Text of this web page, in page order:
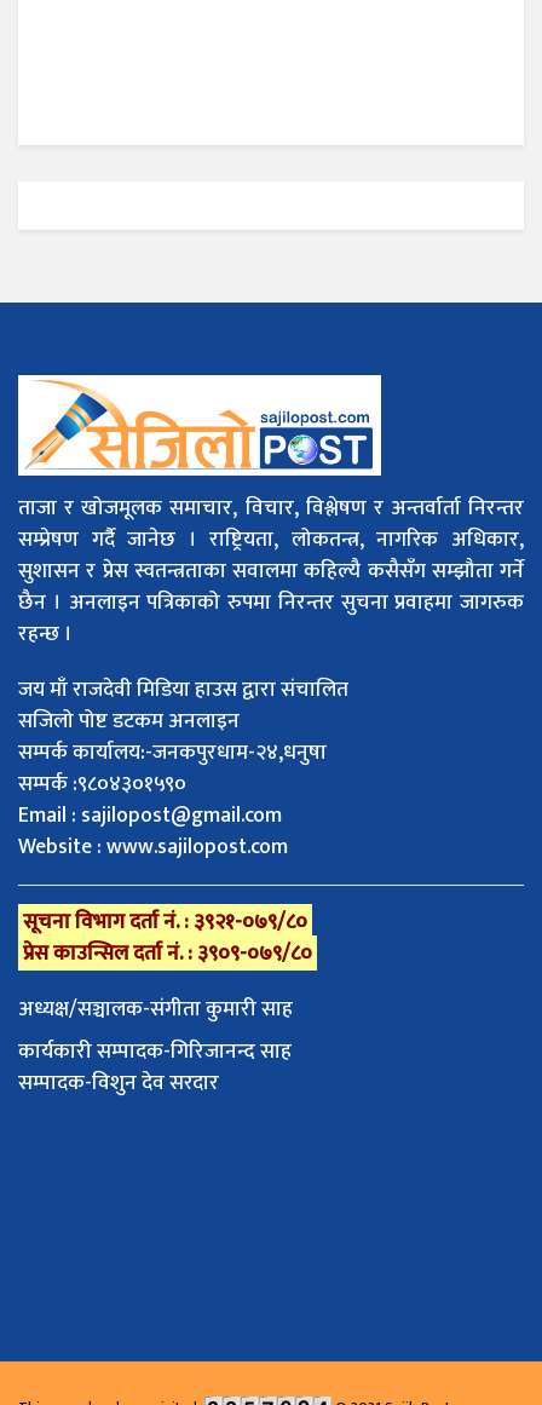
ताजा र खोजमूलक समाचार, विचार, विश्लेषण र अन्तर्वार्ता निरन्तर
सम्प्रेषण गर्दै जानेछ । राष्ट्रियता, लोकतन्त्र, नागरिक अधिकार,
सुशासन र प्रेस स्वतन्त्रताका सवालमा कहिल्यै कसैसँग सम्झौता गर्ने
छैन । अनलाइन पत्रिकाको रुपमा निरन्तर सुचना प्रवाहमा जागरुक
रहन्छ ।
जय माँ राजदेवी मिडिया हाउस द्वारा संचालित
सजिलो पोष्ट डटकम अनलाइन
सम्पर्क कार्यालय:-जनकपुरधाम-२४,धनुषा
सम्पर्क :९८०४३०१५९०
Email : sajilopost@gmail.com
Website : www.sajilopost.com
सूचना विभाग दर्ता नं. : ३९२१-०७९/८०
प्रेस काउन्सिल दर्ता नं. : ३९०९-०७९/८०
अध्यक्ष/सञ्चालक-संगीता कुमारी साह
कार्यकारी सम्पादक-गिरिजानन्द साह
सम्पादक-विशुन देव सरदार